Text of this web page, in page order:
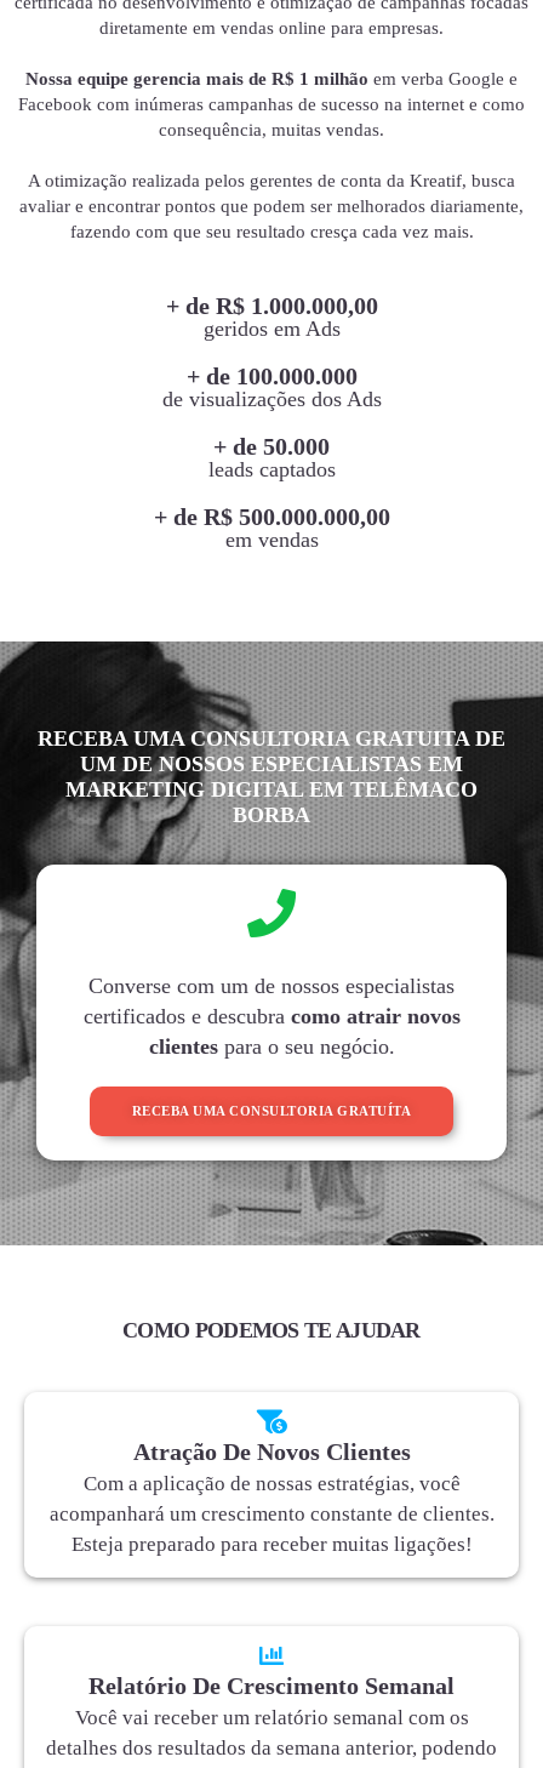
diretamente em vendas online para empresas.
Nossa equipe gerencia mais de R$ 1 milhão em verba Google e
Facebook com inúmeras campanhas de sucesso na internet e como
consequência, muitas vendas.
A otimização realizada pelos gerentes de conta da Kreatif, busca
avaliar e encontrar pontos que podem ser melhorados diariamente,
fazendo com que seu resultado cresça cada vez mais.
+ de R$ 1.000.000,00
geridos em Ads
+ de 100.000.000
de visualizações dos Ads
+ de 50.000
leads captados
+ de R$ 500.000.000,00
em vendas
RECEBA UMA CONSULTORIA GRATUITA DE
UM DE NOSSOS ESPECIALISTAS EM
MARKETING DIGITAL EM TELÊMACO
BORBA
Converse com um de nossos especialistas
certificados e descubra como atrair novos
clientespara o seu negócio.
RECEBA UMA CONSULTORIA GRATUÍTA
COMO PODEMOS TE AJUDAR
Atração De Novos Clientes
Com a aplicação de nossas estratégias, você
acompanhará um crescimento constante de clientes.
Esteja preparado para receber muitas ligações!
Relatório De Crescimento Semanal
Você vai receber um relatório semanal com os
detalhes dos resultados da semana anterior, podendo